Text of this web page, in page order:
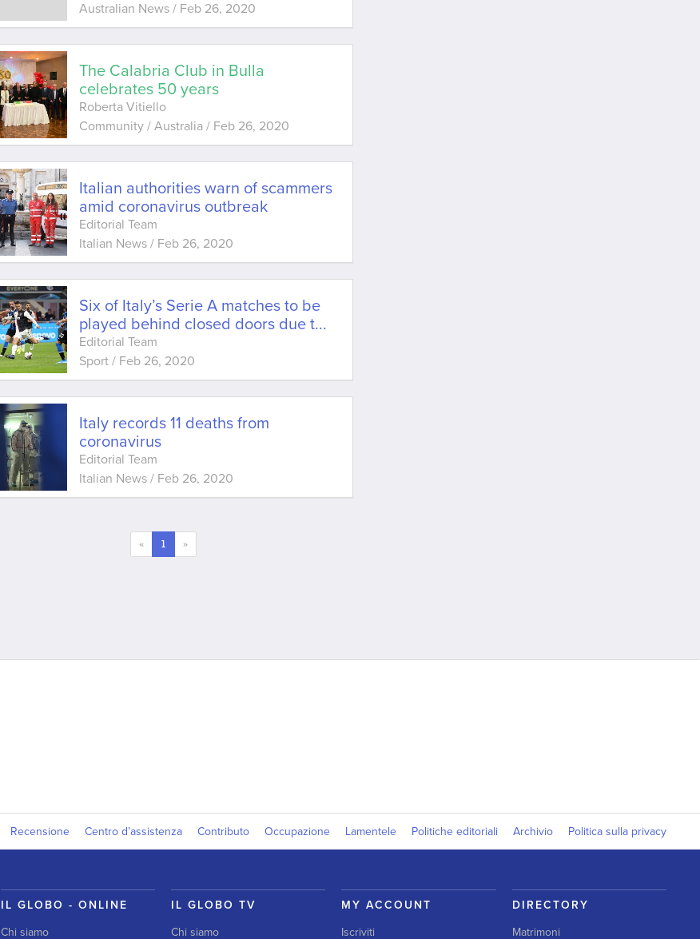
Australian News / Feb 26, 2020
The Calabria Club in Bulla
celebrates 50 years
Roberta Vitiello
Community / Australia / Feb 26, 2020
Italian authorities warn of scammers
amid coronavirus outbreak
Editorial Team
Italian News / Feb 26, 2020
Six of Italy’s Serie A matches to be
played behind closed doors due t...
Editorial Team
Sport / Feb 26, 2020
Italy records 11 deaths from
coronavirus
Editorial Team
Italian News / Feb 26, 2020
« 1 »
Recensione Centro d’assistenza Contributo Occupazione Lamentele Politiche editoriali Archivio Politica sulla privacy
IL GLOBO - ONLINE
Chi siamo
IL GLOBO TV
Chi siamo
MY ACCOUNT
Iscriviti
DIRECTORY
Matrimoni